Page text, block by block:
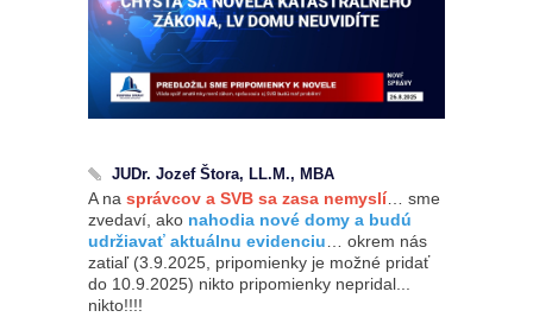
JUDr. Jozef Štora, LL.M., MBA
A na správcov a SVB sa zasa nemyslí… sme
zvedaví, ako nahodia nové domy a budú
udržiavať aktuálnu evidenciu … okrem nás
zatiaľ (3.9.2025, pripomienky je možné pridať
do 10.9.2025) nikto pripomienky nepridal...
nikto!!!!